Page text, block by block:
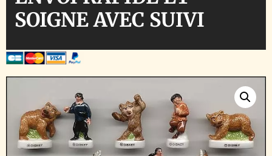
SOIGNE AVEC SUIVI